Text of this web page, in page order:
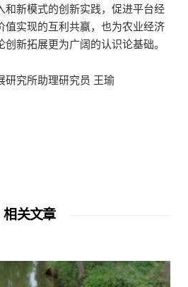
和新模式的创新实践，促进平台经
值实现的互利共赢，也为农业经济
新拓展更为广阔的认识论基础。
研究所助理研究员 王瑜
相关文章